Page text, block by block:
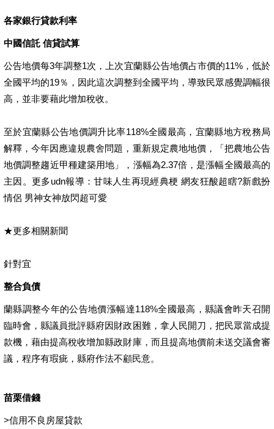
各家銀行貸款利率
中國信託 信貸試算
公告地價每3年調整1次，上次宜蘭縣公告地價占市價的11%，低於
全國平均的19％，因此這次調整到全國平均，導致民眾感覺調幅很
高，並非要藉此增加稅收。
至於宜蘭縣公告地價調升比率118%全國最高，宜蘭縣地方稅務局
解釋，今年因應違規農舍問題，重新規定農地地價，「把農地公告
地價調整趨近甲種建築用地」，漲幅為2.37倍，是漲幅全國最高的
主因。更多udn報導：甘味人生再現經典梗 網友狂酸超瞎?新戲扮
情侶 男神女神放閃超可愛
★更多相關新聞
針對宜
整合負債
蘭縣調整今年的公告地價漲幅達118%全國最高，縣議會昨天召開
臨時會，縣議員批評縣府因財政困難，拿人民開刀，把民眾當成提
款機，藉由提高稅收增加縣政財庫，而且提高地價前未送交議會審
議，程序有瑕疵，縣府作法不顧民意。
苗栗借錢
>信用不良房屋貸款